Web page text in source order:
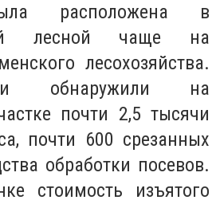
расположена в
лесной чаще на
лесохозяйства.
обнаружили на
почти 2,5 тысячи
почти 600 срезанных
обработки посевов.
стоимость изъятого